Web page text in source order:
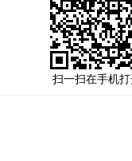
扫一扫在手机